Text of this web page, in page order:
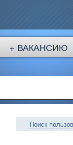
+ ВАКАНСИЮ
Поиск